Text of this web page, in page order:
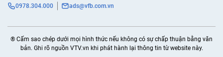
0978.304.000
ads@vfb.com.vn
® Cấm sao chép dưới mọi hình thức nếu không có sự chấp thuận bằng văn
bản. Ghi rõ nguồn VTV.vn khi phát hành lại thông tin từ website này.